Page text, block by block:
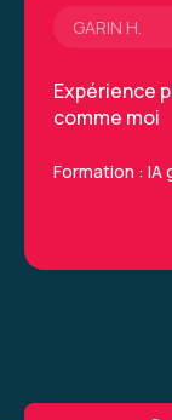
Formation :
GARIN H.
Expérience
comme moi
Formation :
Une